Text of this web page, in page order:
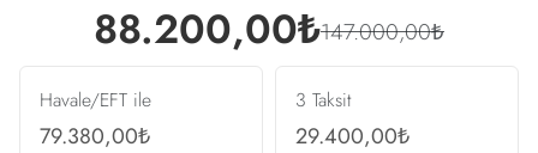
88.200,00₺147.000,00₺
Havale/EFT ile
79.380,00₺
3 Taksit
29.400,00₺